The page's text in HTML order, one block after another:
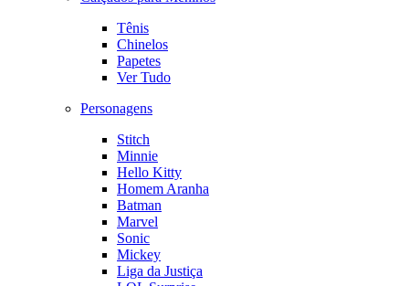
Tênis
Chinelos
Papetes
Ver Tudo
Personagens
Stitch
Minnie
Hello Kitty
Homem Aranha
Batman
Marvel
Sonic
Mickey
Liga da Justiça